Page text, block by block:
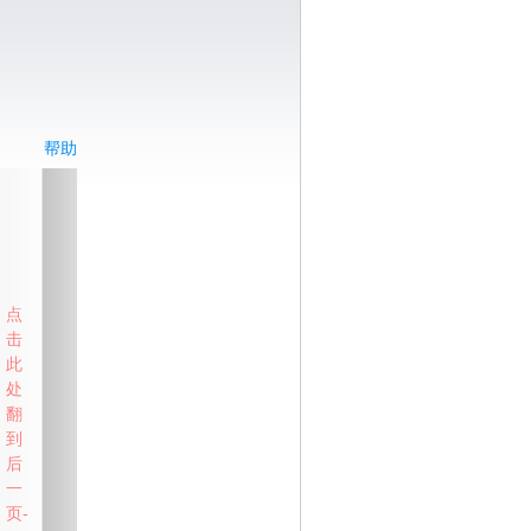
帮助
点
击
此
处
翻
到
后
一
页-